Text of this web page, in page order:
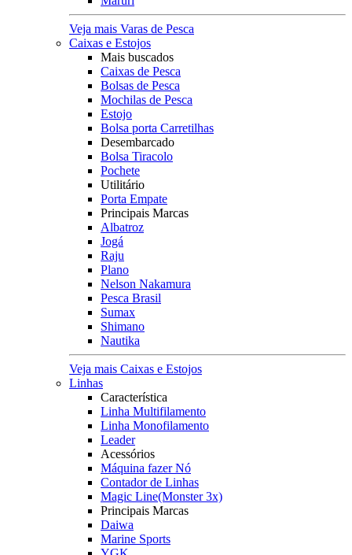
Veja mais Varas de Pesca
Caixas e Estojos
Mais buscados
Caixas de Pesca
Bolsas de Pesca
Mochilas de Pesca
Estojo
Bolsa porta Carretilhas
Desembarcado
Bolsa Tiracolo
Pochete
Utilitário
Porta Empate
Principais Marcas
Albatroz
Jogá
Raju
Plano
Nelson Nakamura
Pesca Brasil
Sumax
Shimano
Nautika
Veja mais Caixas e Estojos
Linhas
Característica
Linha Multifilamento
Linha Monofilamento
Leader
Acessórios
Máquina fazer Nó
Contador de Linhas
Magic Line(Monster 3x)
Principais Marcas
Daiwa
Marine Sports